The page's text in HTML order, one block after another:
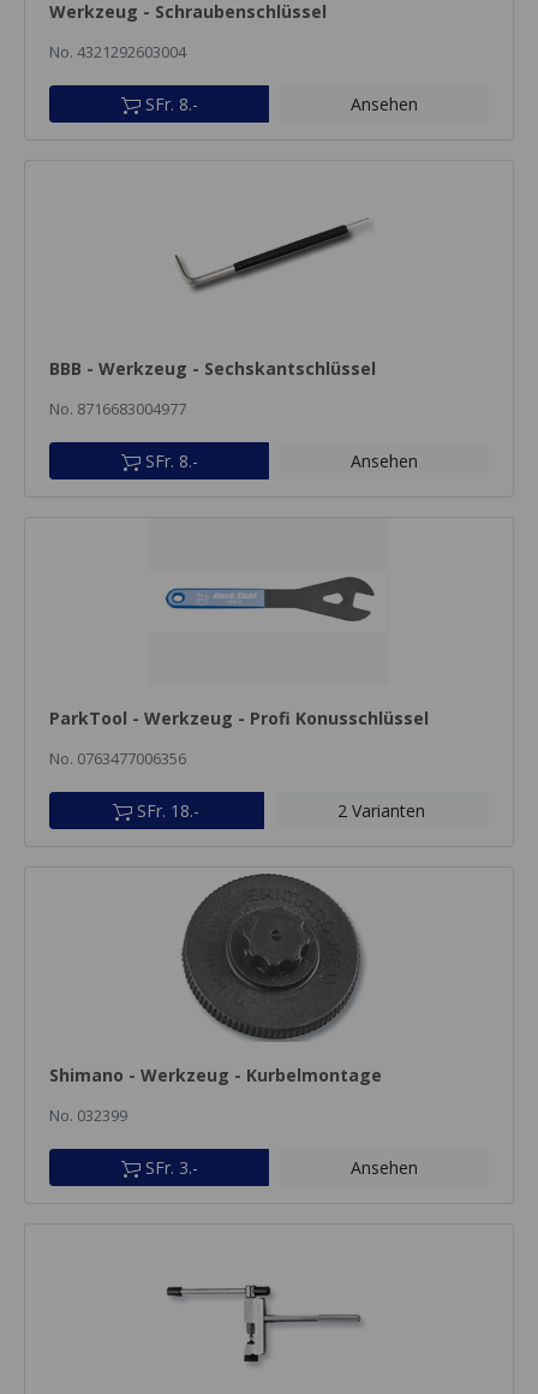
Werkzeug - Schraubenschlüssel
No. 4321292603004
SFr. 8.- Ansehen
BBB - Werkzeug - Sechskantschlüssel
No. 8716683004977
SFr. 8.- Ansehen
ParkTool - Werkzeug - Profi Konusschlüssel
No. 0763477006356
SFr. 18.- 2 Varianten
Shimano - Werkzeug - Kurbelmontage
No. 032399
SFr. 3.- Ansehen